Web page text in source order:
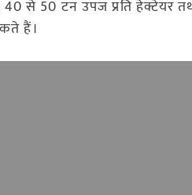
से 50 टन उपज प्रति हेक्टेयर
हैं।